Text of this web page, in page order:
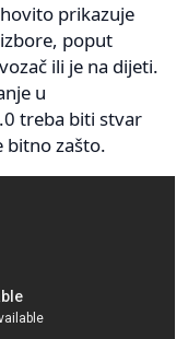
prikazuje
poput
ili je na dijeti.
u
treba biti stvar
bitno zašto.